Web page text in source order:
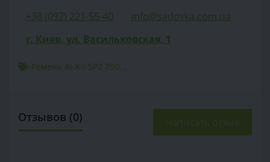
+38 (097) 221-55-40
info@sadovka.com.ua
г. Киев, ул. Васильковская, 1
Ремень Al-Ko SPZ 750, ,
Отзывов (0) Написать отзыв